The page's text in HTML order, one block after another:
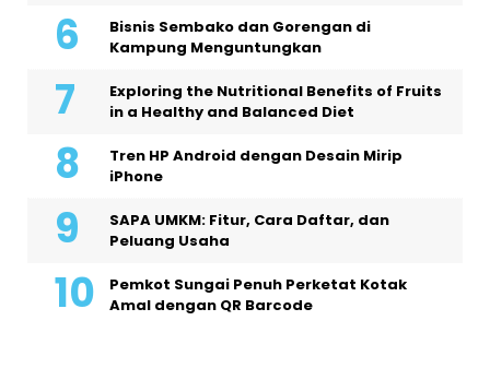
Bisnis Sembako dan Gorengan di
Kampung Menguntungkan
Exploring the Nutritional Benefits of Fruits
in a Healthy and Balanced Diet
Tren HP Android dengan Desain Mirip
iPhone
SAPA UMKM: Fitur, Cara Daftar, dan
Peluang Usaha
Pemkot Sungai Penuh Perketat Kotak
Amal dengan QR Barcode